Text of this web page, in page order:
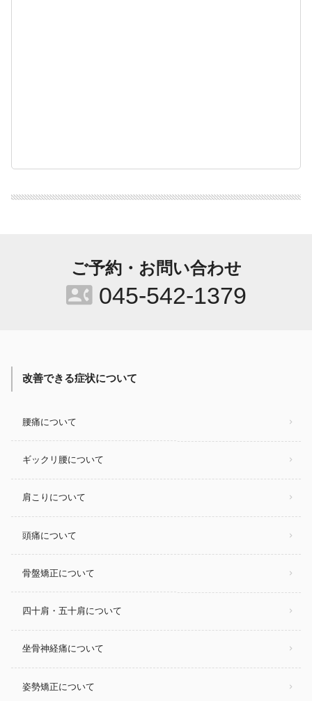
ご予約・お問い合わせ
contact_phone 045-542-1379
改善できる症状について
腰痛について
ギックリ腰について
肩こりについて
頭痛について
骨盤矯正について
四十肩・五十肩について
坐骨神経痛について
姿勢矯正について